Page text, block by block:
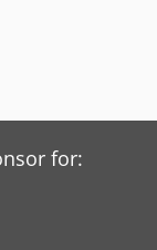
for: